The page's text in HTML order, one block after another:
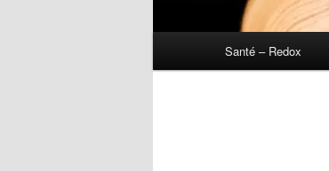
Santé – Redox